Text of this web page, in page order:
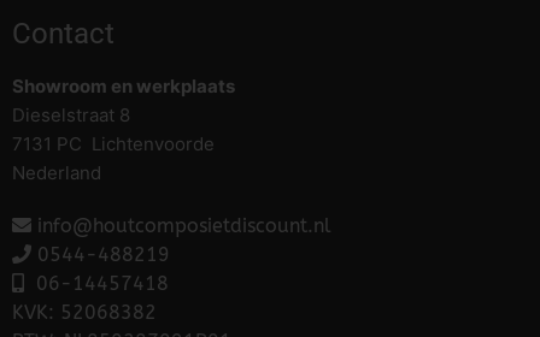
Contact
Showroom en werkplaats
Dieselstraat 8
7131 PC Lichtenvoorde
Nederland
info@houtcomposietdiscount.nl
0544-488219
06- 14457418
KVK: 52068382